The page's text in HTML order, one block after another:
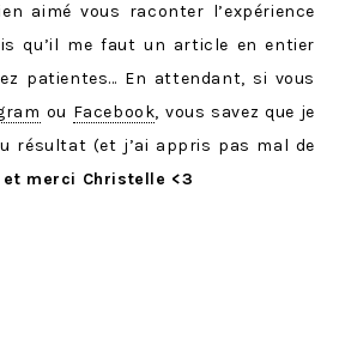
aimé vous raconter l’expérience
qu’il me faut un article en entier
patientes… En attendant, si vous
ou Facebook, vous savez que je
résultat (et j’ai appris pas mal de
merci Christelle <3